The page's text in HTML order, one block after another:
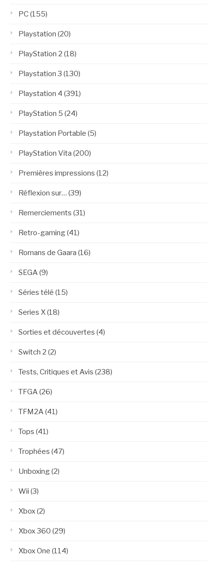
PC(155)
Playstation (20)
PlayStation 2 (18)
Playstation 3 (130)
Playstation 4 (391)
PlayStation 5 (24)
Playstation Portable (5)
PlayStation Vita (200)
Premières impressions (12)
Réflexion sur… (39)
Remerciements (31)
Retro-gaming(41)
Romans de Gaara (16)
SEGA(9)
Séries télé (15)
Series X(18)
Sorties et découvertes (4)
Switch 2 (2)
Tests, Critiques et Avis (238)
TFGA(26)
TFM2A(41)
Tops (41)
Trophées (47)
Unboxing(2)
Wii (3)
Xbox(2)
Xbox 360 (29)
Xbox One (114)